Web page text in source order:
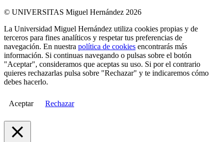
© UNIVERSITAS Miguel Hernández 2026
La Universidad Miguel Hernández utiliza cookies propias y de
terceros para fines analíticos y respetar tus preferencias de
navegación. En nuestra política de cookies encontrarás más
información. Si continuas navegando o pulsas sobre el botón
"Aceptar", consideramos que aceptas su uso. Si por el contrario
quieres rechazarlas pulsa sobre "Rechazar" y te indicaremos cómo
debes hacerlo.
Aceptar Rechazar